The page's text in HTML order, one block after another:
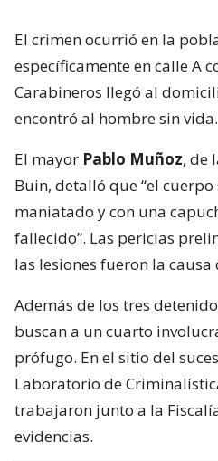
El crimen ocurrió en la
específicamente en calle A
Carabineros llegó al
encontró al hombre sin vida.
El mayor Pablo Muñoz, de
Buin, detalló que “el
maniatado y con una
fallecido”. Las pericias
las lesiones fueron la
Además de los tres
buscan a un cuarto
prófugo. En el sitio del
Laboratorio de
trabajaron junto a la
evidencias.